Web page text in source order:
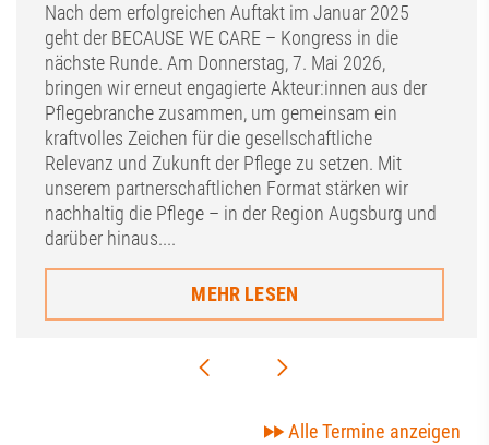
Nach dem erfolgreichen Auftakt im Januar 2025
geht der BECAUSE WE CARE – Kongress in die
nächste Runde. Am Donnerstag, 7. Mai 2026,
bringen wir erneut engagierte Akteur:innen aus der
Pflegebranche zusammen, um gemeinsam ein
kraftvolles Zeichen für die gesellschaftliche
Relevanz und Zukunft der Pflege zu setzen. Mit
unserem partnerschaftlichen Format stärken wir
nachhaltig die Pflege – in der Region Augsburg und
darüber hinaus....
MEHR LESEN
Alle Termine anzeigen